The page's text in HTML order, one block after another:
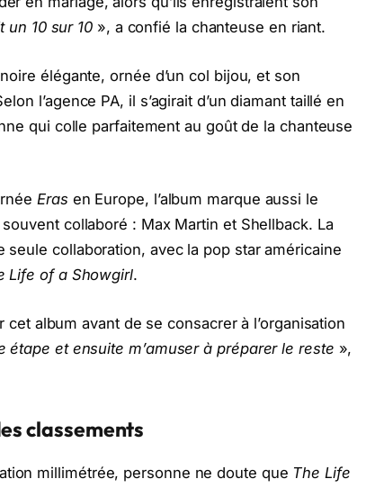
un 10 sur 10 », a confié la chanteuse en riant.
élégante, ornée d’un col bijou, et son
l’agence PA, il s’agirait d’un diamant taillé en
qui colle parfaitement au goût de la chanteuse
Eras en Europe, l’album marque aussi le
collaboré : Max Martin et Shellback. La
collaboration, avec la pop star américaine
Life of a Showgirl.
album avant de se consacrer à l’organisation
étape et ensuite m’amuser à préparer le reste »,
classements
millimétrée, personne ne doute que The Life